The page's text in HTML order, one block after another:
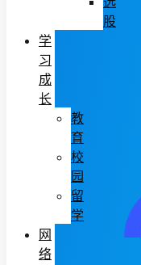
股
学
习
成
长
教
育
校
园
留
学
网
络